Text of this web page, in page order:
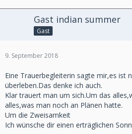
Gast indian summer
Gast
9. September 2018
Eine Trauerbegleiterin sagte mir,es ist
überleben.Das denke ich auch.
Klar trauert man um sich.Um das
alles,was man noch an Plänen hatte.
Um die Zweisamkeit
Ich wünsche dir einen erträglichen